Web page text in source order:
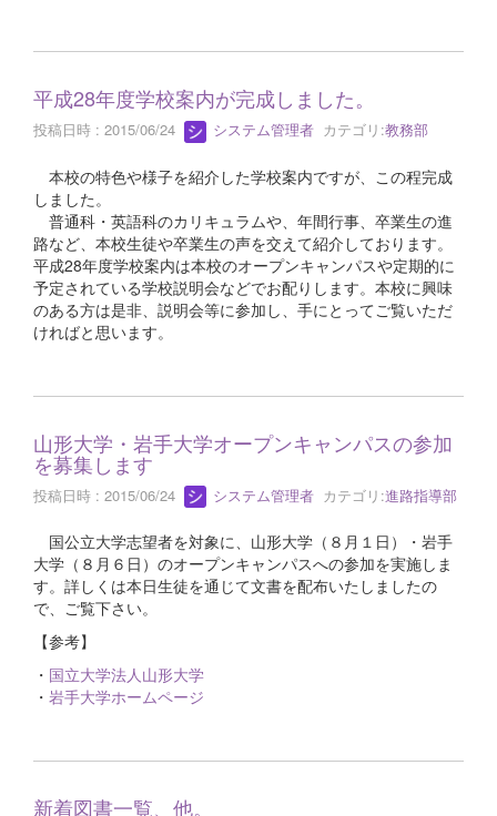
平成28年度学校案内が完成しました。
投稿日時 : 2015/06/24 システム管理者 カテゴリ:教務部
本校の特色や様子を紹介した学校案内ですが、この程完成
しました。
普通科・英語科のカリキュラムや、年間行事、卒業生の進
路など、本校生徒や卒業生の声を交えて紹介しております。
平成28年度学校案内は本校のオープンキャンパスや定期的に
予定されている学校説明会などでお配りします。本校に興味
のある方は是非、説明会等に参加し、手にとってご覧いただ
ければと思います。
山形大学・岩手大学オープンキャンパスの参加
を募集します
投稿日時 : 2015/06/24 システム管理者 カテゴリ:進路指導部
国公立大学志望者を対象に、山形大学（８月１日）・岩手
大学（８月６日）のオープンキャンパスへの参加を実施しま
す。詳しくは本日生徒を通じて文書を配布いたしましたの
で、ご覧下さい。
【参考】
・ 国立大学法人山形大学
・ 岩手大学ホームページ
新着図書一覧、他。